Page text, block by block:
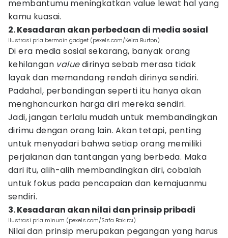
membantumu meningkatkan value lewat hal yang
kamu kuasai.
2. Kesadaran akan perbedaan di media sosial
ilustrasi pria bermain gadget (pexels.com/Keira Burton)
Di era media sosial sekarang, banyak orang
kehilangan valuedirinya sebab merasa tidak
layak dan memandang rendah dirinya sendiri.
Padahal, perbandingan seperti itu hanya akan
menghancurkan harga diri mereka sendiri.
Jadi, jangan terlalu mudah untuk membandingkan
dirimu dengan orang lain. Akan tetapi, penting
untuk menyadari bahwa setiap orang memiliki
perjalanan dan tantangan yang berbeda. Maka
dari itu, alih-alih membandingkan diri, cobalah
untuk fokus pada pencapaian dan kemajuanmu
sendiri.
3. Kesadaran akan nilai dan prinsip pribadi
ilustrasi pria minum (pexels.com/Safa Bakırcı)
Nilai dan prinsip merupakan pegangan yang harus